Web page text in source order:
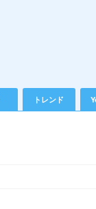
トレンド